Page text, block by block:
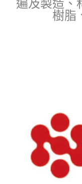
遍及製造、
樹脂